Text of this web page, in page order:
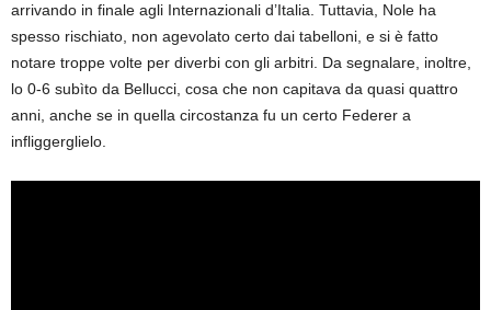
arrivando in finale agli Internazionali d’Italia. Tuttavia, Nole ha
spesso rischiato, non agevolato certo dai tabelloni, e si è fatto
notare troppe volte per diverbi con gli arbitri. Da segnalare, inoltre,
lo 0-6 subìto da Bellucci, cosa che non capitava da quasi quattro
anni, anche se in quella circostanza fu un certo Federer a
infliggerglielo.